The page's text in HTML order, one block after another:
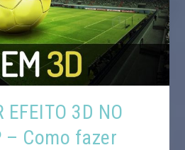
EFEITO 3D NO
– Como fazer